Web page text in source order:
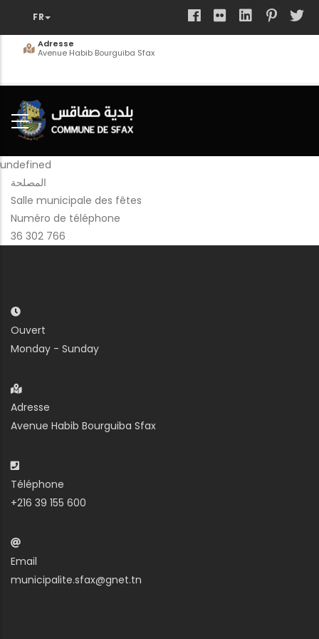
contenuAdresse
Avenue Habib Bourguiba Sfax
undefined
المصلحة
Salle municipale des fêtes
Numéro de téléphone
36 302 766
Ouvert
Monday - Sunday
Adresse
Avenue Habib Bourguiba Sfax
Téléphone
+216 39 155 600
Email
municipalite.sfax@gnet.tn